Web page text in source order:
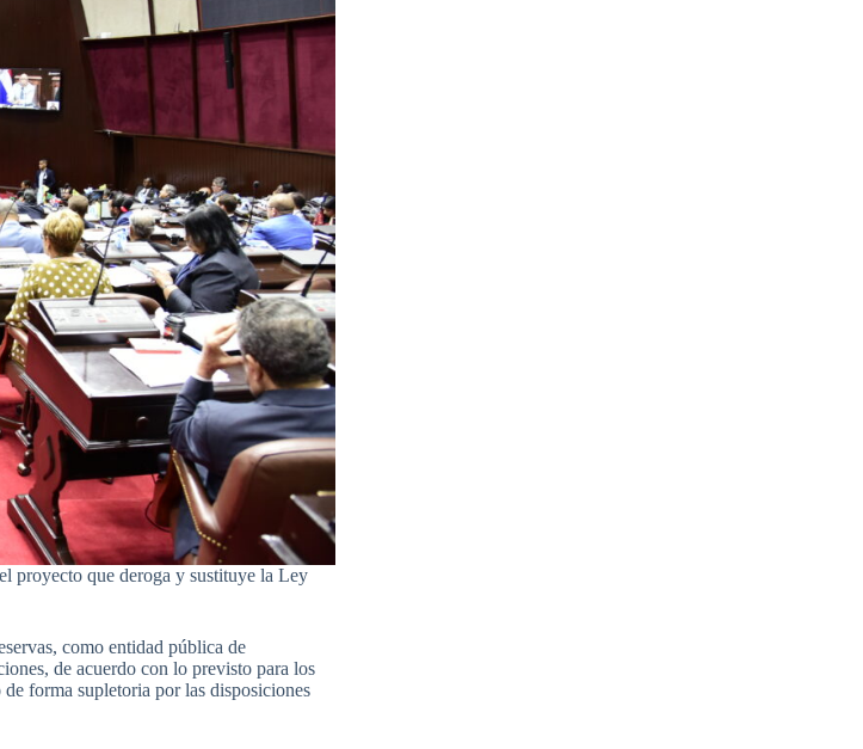
proyecto que deroga y sustituye la Ley
como entidad pública de
de acuerdo con lo previsto para los
forma supletoria por las disposiciones